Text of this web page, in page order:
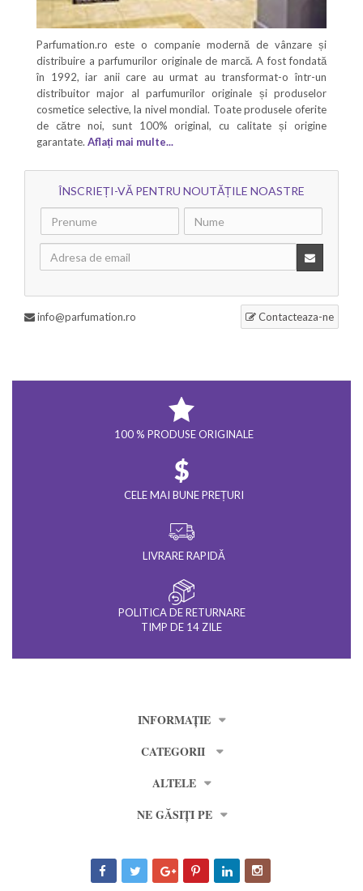
Parfumation.ro este o companie modernă de vânzare și
distribuire a parfumurilor originale de marcă. A fost fondată
în 1992, iar anii care au urmat au transformat-o într-un
distribuitor major al parfumurilor originale și produselor
cosmetice selective, la nivel mondial. Toate produsele oferite
de către noi, sunt 100% original, cu calitate și origine
garantate. Aflați mai multe...
ÎNSCRIEȚI-VĂ PENTRU NOUTĂȚILE NOASTRE
Contacteaza-ne
info@parfumation.ro
100 % PRODUSE ORIGINALE
CELE MAI BUNE PREȚURI
LIVRARE RAPIDĂ
POLITICA DE RETURNARE
TIMP DE 14 ZILE
INFORMAȚIE
CATEGORII
ALTELE
NE GĂSIȚI PE